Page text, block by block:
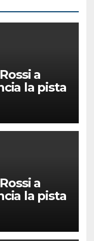
a
la pista
finita
a
la pista
finita